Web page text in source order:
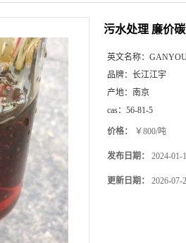
污水处理 廉价
英文名称：
品牌： 长江江宇
产地： 南京
cas： 56-81-5
价格： ￥800/吨
发布日期： 2024-01-
更新日期： 2026-07-